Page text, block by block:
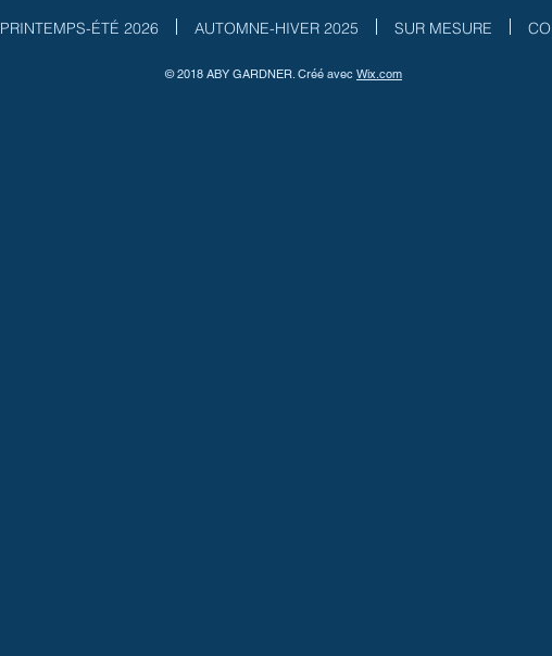
PRINTEMPS-ÉTÉ 2026 AUTOMNE-HIVER 2025 SUR MESURE
© 2018 ABY GARDNER. Créé avec Wix.com